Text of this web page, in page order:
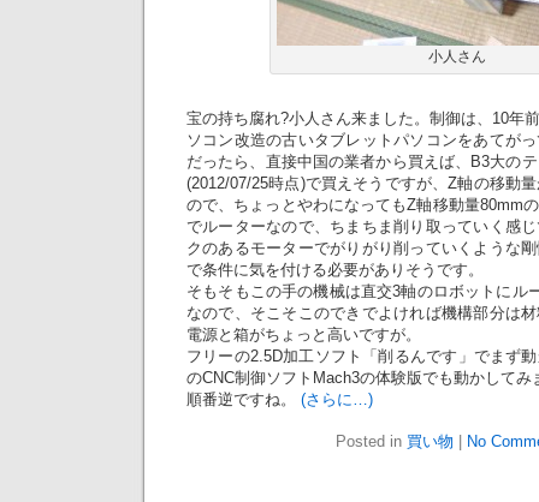
小人さん
宝の持ち腐れ?小人さん来ました。制御は、10年
ソコン改造の古いタブレットパソコンをあてが
だったら、直接中国の業者から買えば、B3大の
(2012/07/25時点)で買えそうですが、Z軸の移動
ので、ちょっとやわになってもZ軸移動量80mm
でルーターなので、ちまちま削り取っていく感
クのあるモーターでがりがり削っていくような
で条件に気を付ける必要がありそうです。
そもそもこの手の機械は直交3軸のロボットにル
なので、そこそこのできでよければ機構部分は
電源と箱がちょっと高いですが。
フリーの2.5D加工ソフト「削るんです」でまず
のCNC制御ソフトMach3の体験版でも動かしてみ
順番逆ですね。 (さらに…)
Posted in 買い物 No